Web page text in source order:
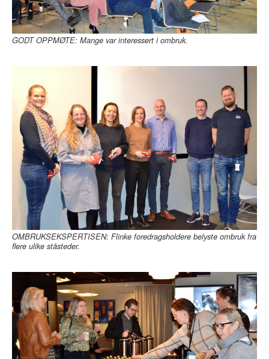
GODT OPPMØTE: Mange var interessert i ombruk.
OMBRUKSEKSPERTISEN: Flinke foredragsholdere belyste ombruk fra
flere ulike ståsteder.